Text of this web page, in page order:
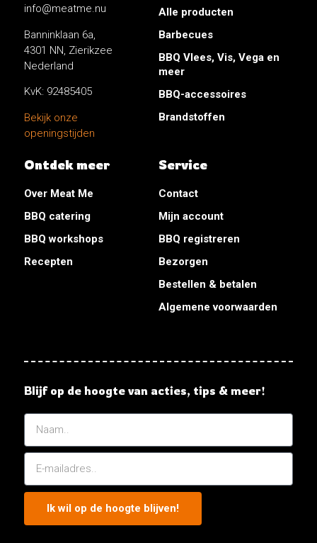
info@meatme.nu
Banninklaan 6a,
4301 NN, Zierikzee
Nederland
KvK: 92485405
Bekijk onze
openingstijden
Alle producten
Barbecues
BBQ Vlees, Vis, Vega en
meer
BBQ-accessoires
Brandstoffen
Ontdek meer
Over Meat Me
BBQ catering
BBQ workshops
Recepten
Service
Contact
Mijn account
BBQ registreren
Bezorgen
Bestellen & betalen
Algemene voorwaarden
Blijf op de hoogte van acties, tips & meer!
Ik wil op de hoogte blijven!